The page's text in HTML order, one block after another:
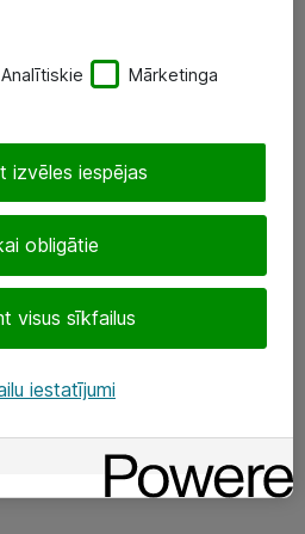
Analītiskie Mārketinga
obligātie
visus sīkfailus
izvēles iespējas
iestatījumi